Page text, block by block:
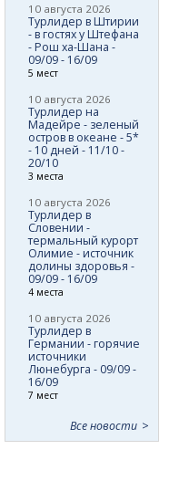
10 августа 2026
Турлидер в Штирии
- в гостях у Штефана
- Рош ха-Шана -
09/09 - 16/09
5 мест
10 августа 2026
Турлидер на
Мадейре - зеленый
остров в океане - 5*
- 10 дней - 11/10 -
20/10
3 места
10 августа 2026
Турлидер в
Словении -
термальный курорт
Олимие - источник
долины здоровья -
09/09 - 16/09
4 места
10 августа 2026
Турлидер в
Германии - горячие
источники
Люнебурга - 09/09 -
16/09
7 мест
Все новости